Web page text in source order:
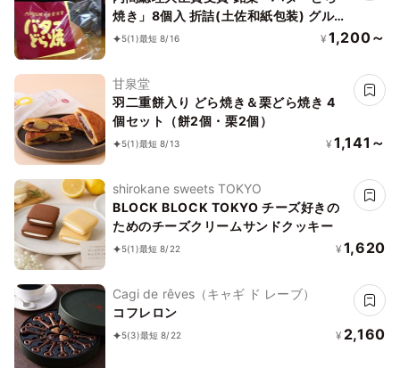
焼き」8個入 折詰(土佐和紙包装) グルテ
ンフリー！
5(1)最短 8/16 ¥ 1,200～
甘泉堂
羽二重餅入り どら焼き＆栗どら焼き 4
個セット（餅2個・栗2個）
5(1)最短 8/13 ¥ 1,141～
shirokane sweets TOKYO
BLOCK BLOCK TOKYO チーズ好きの
ためのチーズクリームサンドクッキー
5(1)最短 8/22 ¥ 1,620
Cagi de rêves（キャギ ド レーブ）
コフレロン
5(3)最短 8/22 ¥ 2,160